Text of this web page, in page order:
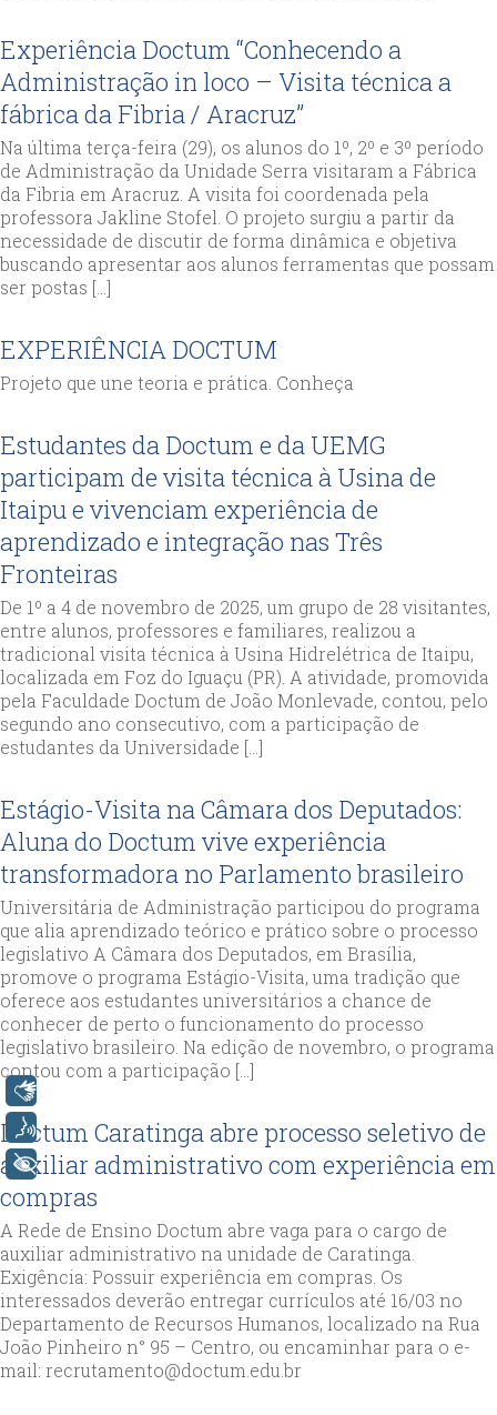
Experiência Doctum “Conhecendo a
Administração in loco – Visita técnica a
fábrica da Fibria / Aracruz”
Na última terça-feira (29), os alunos do 1º, 2º e 3º período
de Administração da Unidade Serra visitaram a Fábrica
da Fibria em Aracruz. A visita foi coordenada pela
professora Jakline Stofel. O projeto surgiu a partir da
necessidade de discutir de forma dinâmica e objetiva
buscando apresentar aos alunos ferramentas que possam
ser postas […]
EXPERIÊNCIA DOCTUM
Projeto que une teoria e prática. Conheça
Estudantes da Doctum e da UEMG
participam de visita técnica à Usina de
Itaipu e vivenciam experiência de
aprendizado e integração nas Três
Fronteiras
De 1º a 4 de novembro de 2025, um grupo de 28 visitantes,
entre alunos, professores e familiares, realizou a
tradicional visita técnica à Usina Hidrelétrica de Itaipu,
localizada em Foz do Iguaçu (PR). A atividade, promovida
pela Faculdade Doctum de João Monlevade, contou, pelo
segundo ano consecutivo, com a participação de
estudantes da Universidade […]
Estágio-Visita na Câmara dos Deputados:
Aluna do Doctum vive experiência
transformadora no Parlamento brasileiro
Universitária de Administração participou do programa
que alia aprendizado teórico e prático sobre o processo
legislativo A Câmara dos Deputados, em Brasília,
promove o programa Estágio-Visita, uma tradição que
oferece aos estudantes universitários a chance de
conhecer de perto o funcionamento do processo
legislativo brasileiro. Na edição de novembro, o programa
contou com a participação […]
Doctum Caratinga abre processo seletivo de
auxiliar administrativo com experiência em
compras
A Rede de Ensino Doctum abre vaga para o cargo de
auxiliar administrativo na unidade de Caratinga.
Exigência: Possuir experiência em compras. Os
interessados deverão entregar currículos até 16/03 no
Departamento de Recursos Humanos, localizado na Rua
João Pinheiro n° 95 – Centro, ou encaminhar para o e-
mail: recrutamento@doctum.edu.br
Voz
+ Acessibilidade